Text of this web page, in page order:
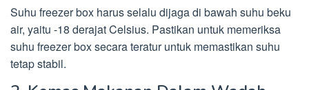
Suhu freezer box harus selalu dijaga di bawah suhu beku
air, yaitu -18 derajat Celsius. Pastikan untuk memeriksa
suhu freezer box secara teratur untuk memastikan suhu
tetap stabil.